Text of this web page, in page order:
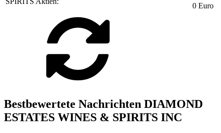
0 Euro
Bestbewertete Nachrichten DIAMOND
ESTATES WINES & SPIRITS INC